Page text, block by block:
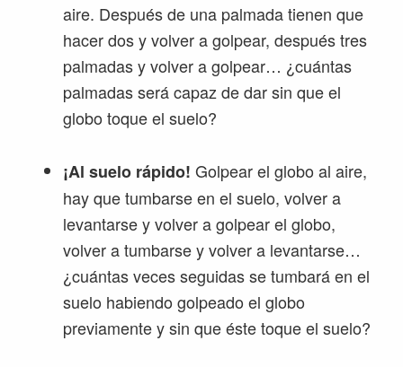
aire. Después de una palmada tienen que
hacer dos y volver a golpear, después tres
palmadas y volver a golpear… ¿cuántas
palmadas será capaz de dar sin que el
globo toque el suelo?
¡Al suelo rápido! Golpear el globo al aire,
hay que tumbarse en el suelo, volver a
levantarse y volver a golpear el globo,
volver a tumbarse y volver a levantarse…
¿cuántas veces seguidas se tumbará en el
suelo habiendo golpeado el globo
previamente y sin que éste toque el suelo?